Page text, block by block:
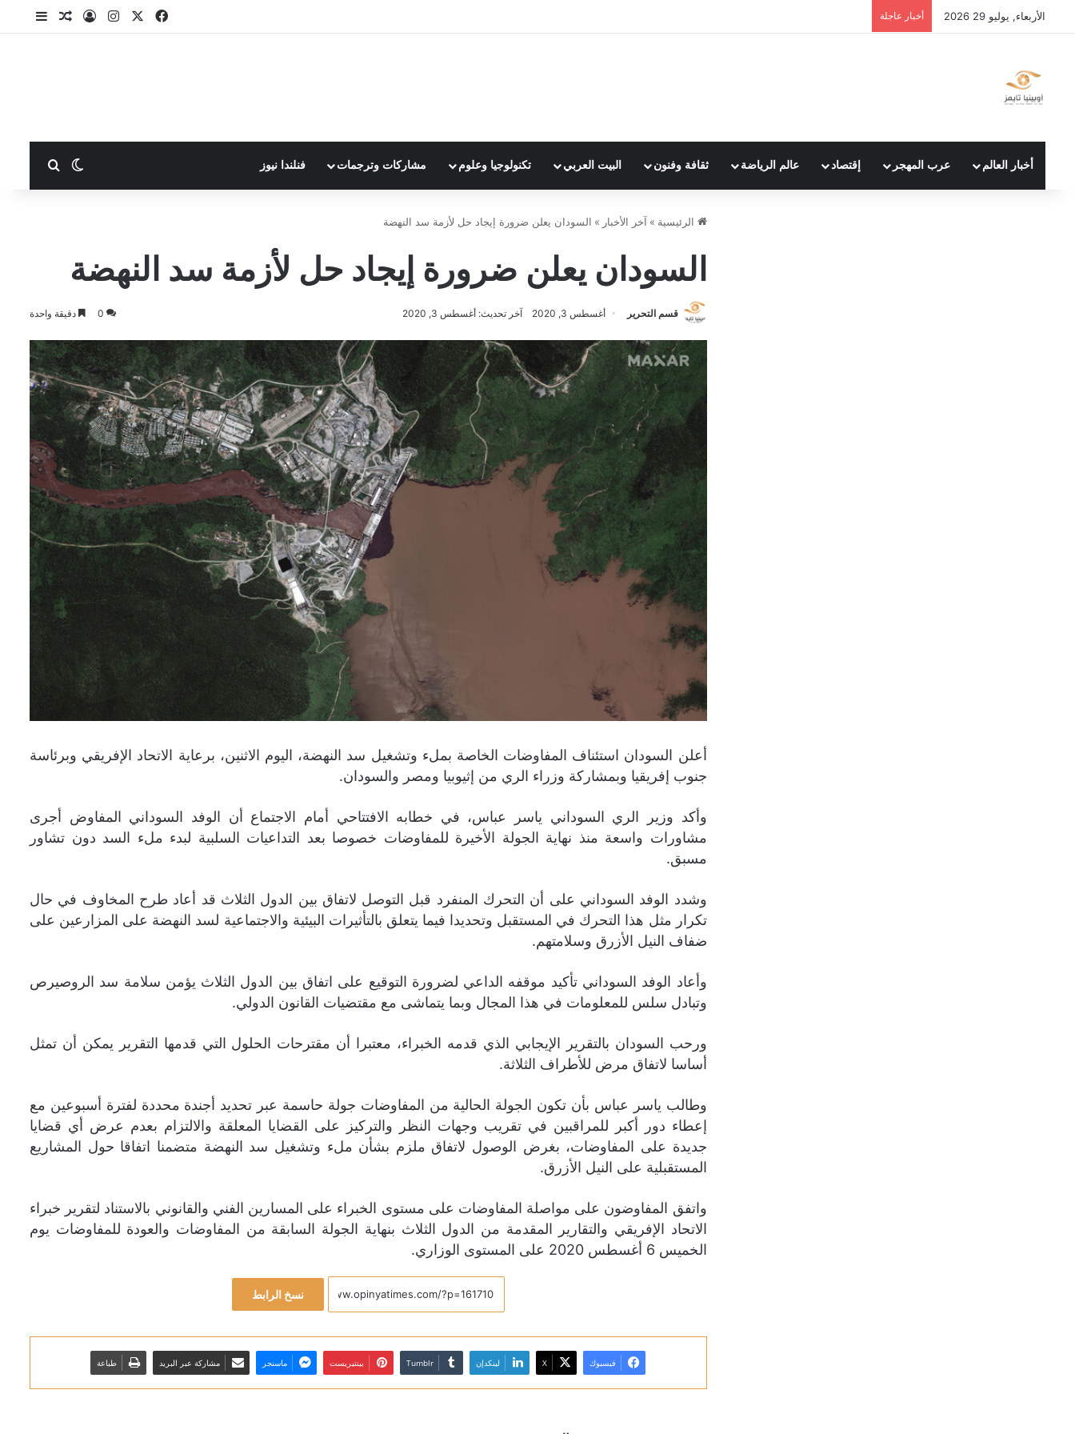
الأربعاء, يوليو 29 2026 أخبار عاجلة فيسبوك انستقرامتسجيل الدخول
مقالإضافة
أخبار العالم عرب المهجر إقتصاد عالم الرياضة ثقافة وفنون البيت العربي تكنولوجيا وعلوم مشاركات وترجمات فنلندا نيوز الوضعبحث عن
الرئيسية » آخر الأخبار » السودان يعلن ضرورة إيجاد حل لأزمة سد النهضة
السودان يعلن ضرورة إيجاد حل لأزمة سد النهضة
قسم التحرير أغسطس 3, 2020 آخر تحديث: أغسطس 3, 2020 0 دقيقة واحدة
أعلن السودان استئناف المفاوضات الخاصة بملء وتشغيل سد النهضة، اليوم الاثنين، برعاية الاتحاد الإفريقي وبرئاسة
جنوب إفريقيا وبمشاركة وزراء الري من إثيوبيا ومصر والسودان.
وأكد وزير الري السوداني ياسر عباس، في خطابه الافتتاحي أمام الاجتماع أن الوفد السوداني المفاوض أجرى
مشاورات واسعة منذ نهاية الجولة الأخيرة للمفاوضات خصوصا بعد التداعيات السلبية لبدء ملء السد دون تشاور
مسبق.
وشدد الوفد السوداني على أن التحرك المنفرد قبل التوصل لاتفاق بين الدول الثلاث قد أعاد طرح المخاوف في حال
تكرار مثل هذا التحرك في المستقبل وتحديدا فيما يتعلق بالتأثيرات البيئية والاجتماعية لسد النهضة على المزارعين على
ضفاف النيل الأزرق وسلامتهم.
وأعاد الوفد السوداني تأكيد موقفه الداعي لضرورة التوقيع على اتفاق بين الدول الثلاث يؤمن سلامة سد الروصيرص
وتبادل سلس للمعلومات في هذا المجال وبما يتماشى مع مقتضيات القانون الدولي.
ورحب السودان بالتقرير الإيجابي الذي قدمه الخبراء، معتبرا أن مقترحات الحلول التي قدمها التقرير يمكن أن تمثل
أساسا لاتفاق مرض للأطراف الثلاثة.
وطالب ياسر عباس بأن تكون الجولة الحالية من المفاوضات جولة حاسمة عبر تحديد أجندة محددة لفترة أسبوعين مع
إعطاء دور أكبر للمراقبين في تقريب وجهات النظر والتركيز على القضايا المعلقة والالتزام بعدم عرض أي قضايا
جديدة على المفاوضات، بغرض الوصول لاتفاق ملزم بشأن ملء وتشغيل سد النهضة متضمنا اتفاقا حول المشاريع
المستقبلية على النيل الأزرق.
واتفق المفاوضون على مواصلة المفاوضات على مستوى الخبراء على المسارين الفني والقانوني بالاستناد لتقرير خبراء
الاتحاد الإفريقي والتقارير المقدمة من الدول الثلاث بنهاية الجولة السابقة من المفاوضات والعودة للمفاوضات يوم
الخميس 6 أغسطس 2020 على المستوى الوزاري.
نسخ الرابط
فيسبوك X لينكدإن بينتيريست ماسنجر مشاركة عبر البريد طباعة